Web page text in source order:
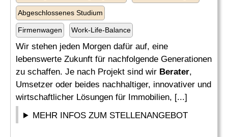
Abgeschlossenes Studium
Firmenwagen Work-Life-Balance
Wir stehen jeden Morgen dafür auf, eine
lebenswerte Zukunft für nachfolgende Generationen
zu schaffen. Je nach Projekt sind wir Berater,
Umsetzer oder beides nachhaltiger, innovativer und
wirtschaftlicher Lösungen für Immobilien, [...]
MEHR INFOS ZUM STELLENANGEBOT